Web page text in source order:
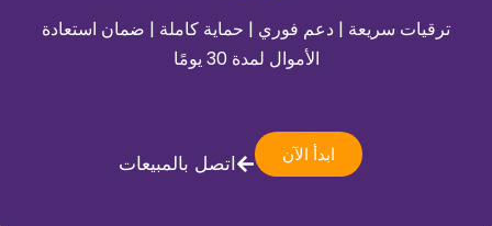
ترقيات سريعة | دعم فوري | حماية كاملة | ضمان استعادة
الأموال لمدة 30 يومًا
ابدأ الآن اتصل بالمبيعات